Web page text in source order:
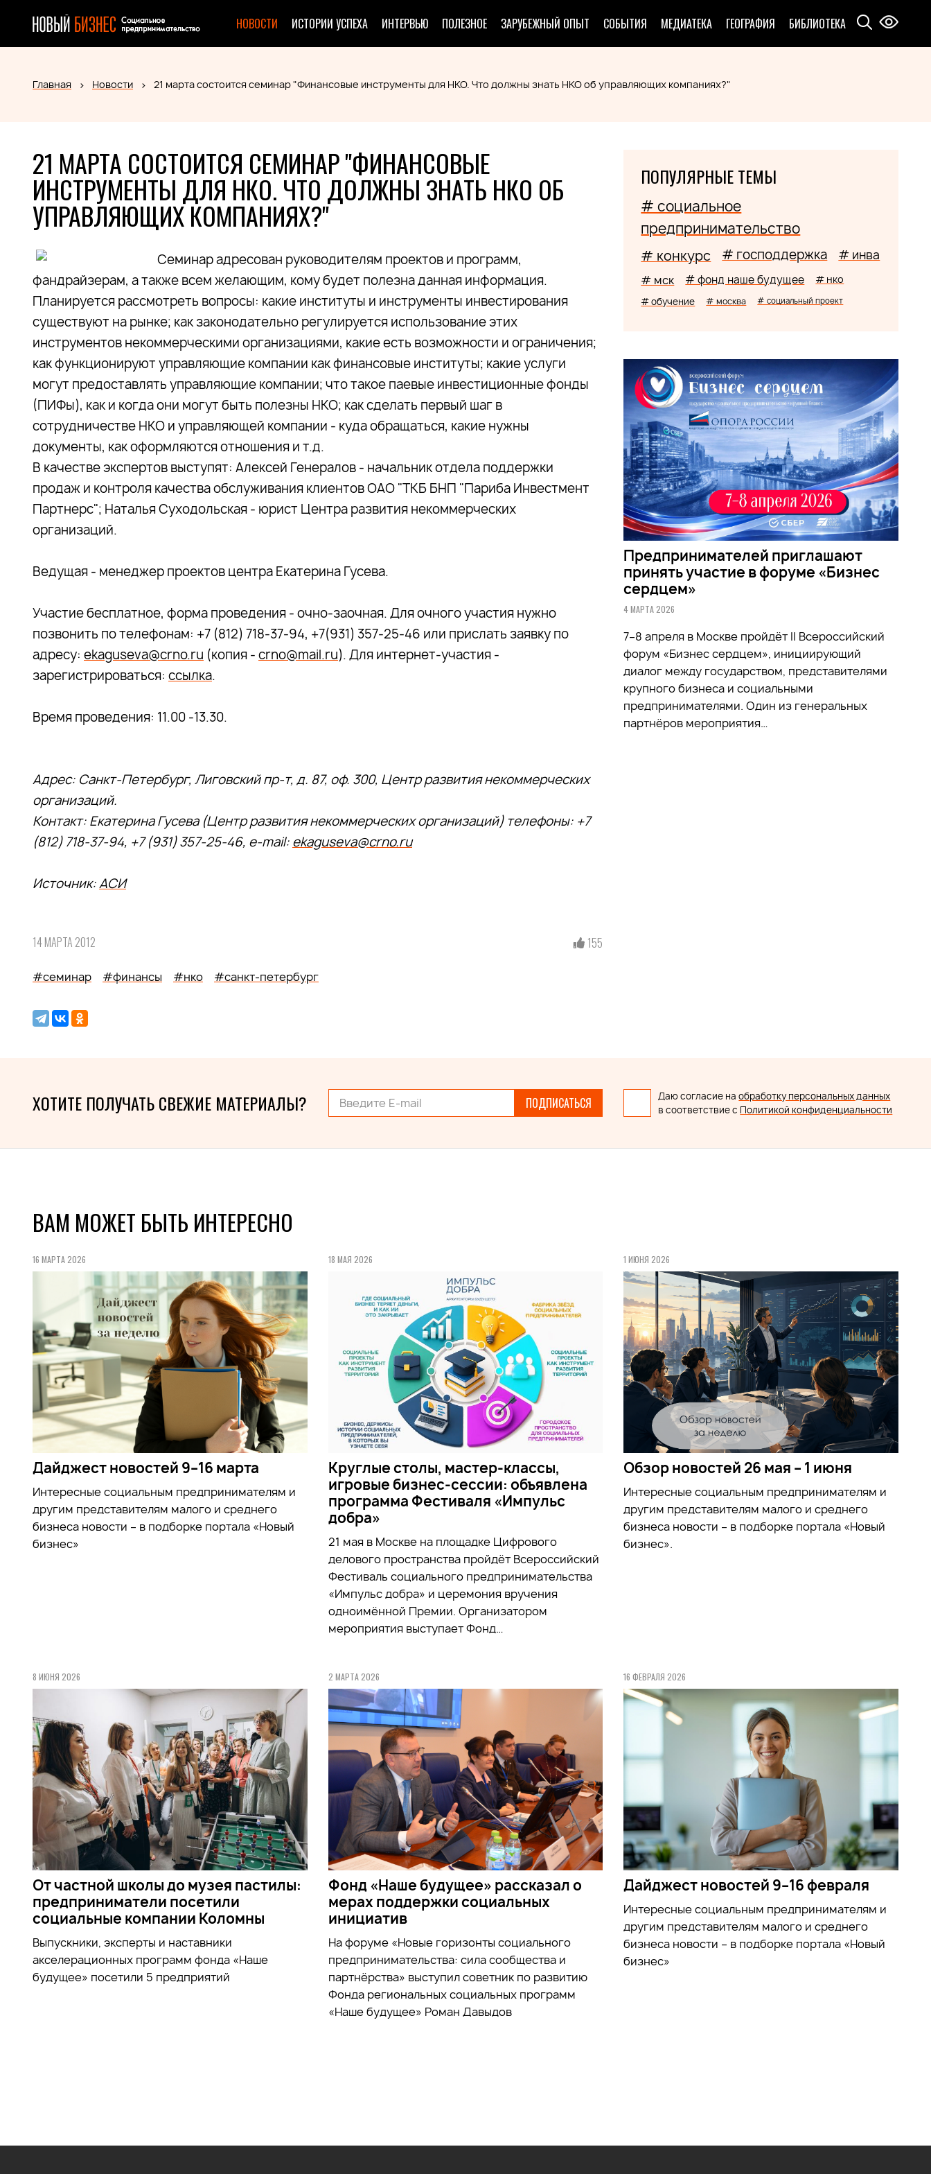
НОВОСТИ ИСТОРИИ УСПЕХА ИНТЕРВЬЮ ПОЛЕЗНОЕ ЗАРУБЕЖНЫЙ ОПЫТ СОБЫТИЯ МЕДИАТЕКА ГЕОГРАФИЯ БИБЛИОТЕКА
Главная Новости 21 марта состоится семинар "Финансовые инструменты для НКО. Что должны знать НКО об управляющих компаниях?"
21 МАРТА СОСТОИТСЯ СЕМИНАР "ФИНАНСОВЫЕ
ИНСТРУМЕНТЫ ДЛЯ НКО. ЧТО ДОЛЖНЫ ЗНАТЬ НКО ОБ
УПРАВЛЯЮЩИХ КОМПАНИЯХ?"
Семинар адресован руководителям проектов и программ,
фандрайзерам, а также всем желающим, кому будет полезна данная информация.
Планируется рассмотреть вопросы: какие институты и инструменты инвестирования
существуют на рынке; как законодательно регулируется использование этих
инструментов некоммерческими организациями, какие есть возможности и ограничения;
как функционируют управляющие компании как финансовые институты; какие услуги
могут предоставлять управляющие компании; что такое паевые инвестиционные фонды
(ПИФы), как и когда они могут быть полезны НКО; как сделать первый шаг в
сотрудничестве НКО и управляющей компании - куда обращаться, какие нужны
документы, как оформляются отношения и т.д.
В качестве экспертов выступят: Алексей Генералов - начальник отдела поддержки
продаж и контроля качества обслуживания клиентов ОАО "ТКБ БНП "Париба Инвестмент
Партнерс"; Наталья Суходольская - юрист Центра развития некоммерческих
организаций.
Ведущая - менеджер проектов центра Екатерина Гусева.
Участие бесплатное, форма проведения - очно-заочная. Для очного участия нужно
позвонить по телефонам: +7 (812) 718-37-94, +7(931) 357-25-46 или прислать заявку по
адресу: ekaguseva@crno.ru (копия - crno@mail.ru). Для интернет-участия -
зарегистрироваться: ссылка.
Время проведения: 11.00 -13.30.
Адрес: Санкт-Петербург, Лиговский пр-т, д. 87, оф. 300, Центр развития некоммерческих
организаций.
Контакт: Екатерина Гусева (Центр развития некоммерческих организаций) телефоны: +7
(812) 718-37-94, +7 (931) 357-25-46, e-mail: ekaguseva@crno.ru
Источник:АСИ
14 МАРТА 2012 155
#семинар #финансы #нко #санкт-петербург
ПОПУЛЯРНЫЕ ТЕМЫ
# социальное
предпринимательство
# конкурс # господдержка # инва
# мск # фонд наше будущее # нко
# обучение # москва # социальный проект
Предпринимателей приглашают
принять участие в форуме «Бизнес
сердцем»
4 МАРТА 2026
7–8 апреля в Москве пройдёт II Всероссийский
форум «Бизнес сердцем», инициирующий
диалог между государством, представителями
крупного бизнеса и социальными
предпринимателями. Один из генеральных
партнёров мероприятия…
ХОТИТЕ ПОЛУЧАТЬ СВЕЖИЕ МАТЕРИАЛЫ? ПОДПИСАТЬСЯ Даю согласие наобработку персональных данных
в соответствие с Политикой конфиденциальности
ВАМ МОЖЕТ БЫТЬ ИНТЕРЕСНО
16 МАРТА 2026
Дайджест новостей 9–16 марта
Интересные социальным предпринимателям и
другим представителям малого и среднего
бизнеса новости – в подборке портала «Новый
бизнес»
18 МАЯ 2026
Круглые столы, мастер-классы,
игровые бизнес-сессии: объявлена
программа Фестиваля «Импульс
добра»
21 мая в Москве на площадке Цифрового
делового пространства пройдёт Всероссийский
Фестиваль социального предпринимательства
«Импульс добра» и церемония вручения
одноимённой Премии. Организатором
мероприятия выступает Фонд…
1 ИЮНЯ 2026
Обзор новостей 26 мая – 1 июня
Интересные социальным предпринимателям и
другим представителям малого и среднего
бизнеса новости – в подборке портала «Новый
бизнес».
8 ИЮНЯ 2026
От частной школы до музея пастилы:
предприниматели посетили
социальные компании Коломны
Выпускники, эксперты и наставники
акселерационных программ фонда «Наше
будущее» посетили 5 предприятий
2 МАРТА 2026
Фонд «Наше будущее» рассказал о
мерах поддержки социальных
инициатив
На форуме «Новые горизонты социального
предпринимательства: сила сообщества и
партнёрства» выступил советник по развитию
Фонда региональных социальных программ
«Наше будущее» Роман Давыдов
16 ФЕВРАЛЯ 2026
Дайджест новостей 9–16 февраля
Интересные социальным предпринимателям и
другим представителям малого и среднего
бизнеса новости – в подборке портала «Новый
бизнес»